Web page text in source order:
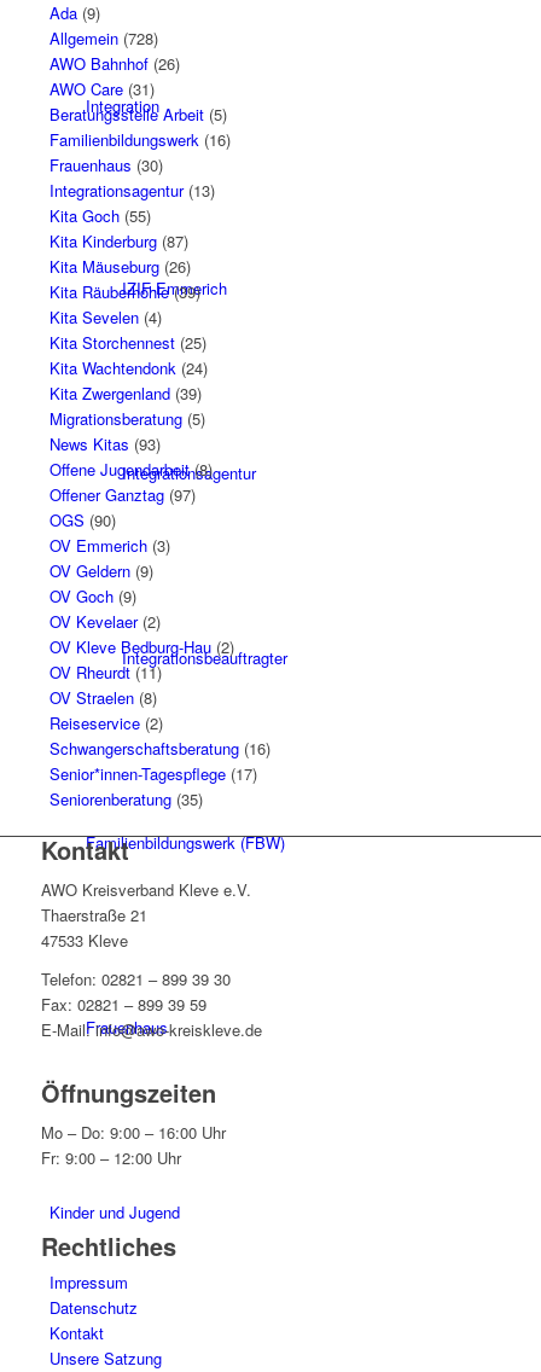
Integration
IZIF-Emmerich
Integrationsagentur
Integrationsbeauftragter
Familienbildungswerk (FBW)
Frauenhaus
Kinder und Jugend
Ada(9)
Allgemein(728)
AWO Bahnhof(26)
AWO Care(31)
Beratungsstelle Arbeit(5)
Familienbildungswerk(16)
Frauenhaus (30)
Integrationsagentur(13)
Kita Goch(55)
Kita Kinderburg(87)
Kita Mäuseburg(26)
Kita Räuberhöhle(39)
Kita Sevelen(4)
Kita Storchennest(25)
Kita Wachtendonk(24)
Kita Zwergenland(39)
Migrationsberatung(5)
News Kitas (93)
Offene Jugendarbeit(8)
Offener Ganztag(97)
OGS (90)
OV Emmerich(3)
OV Geldern(9)
OV Goch(9)
OV Kevelaer(2)
OV Kleve Bedburg-Hau(2)
OV Rheurdt(11)
OV Straelen(8)
Reiseservice(2)
Schwangerschaftsberatung(16)
Senior*innen-Tagespflege(17)
Seniorenberatung(35)
Kontakt
AWO Kreisverband Kleve e.V.
Thaerstraße 21
47533 Kleve
Telefon: 02821 – 899 39 30
Fax: 02821 – 899 39 59
E-Mail: info@awo-kreiskleve.de
Öffnungszeiten
Mo – Do: 9:00 – 16:00 Uhr
Fr: 9:00 – 12:00 Uhr
Rechtliches
Impressum
Datenschutz
Kontakt
Unsere Satzung